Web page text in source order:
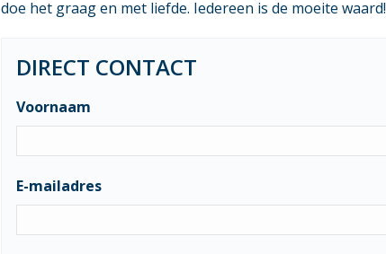
doe het graag en met liefde. Iedereen is de moeite waard!
DIRECT CONTACT
Voornaam
E-mailadres